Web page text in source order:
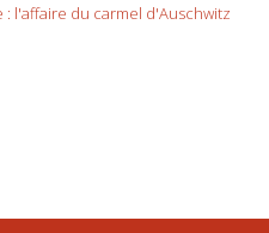
l'affaire du carmel d'Auschwitz